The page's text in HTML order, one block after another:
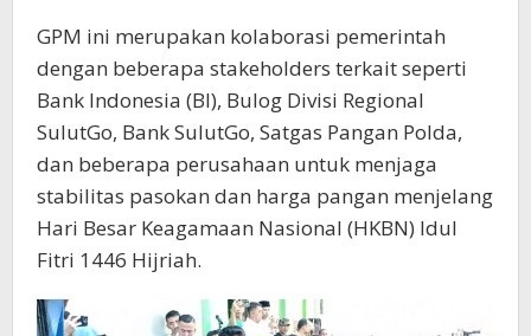
GPM ini merupakan kolaborasi pemerintah
dengan beberapa stakeholders terkait seperti
Bank Indonesia (BI), Bulog Divisi Regional
SulutGo, Bank SulutGo, Satgas Pangan Polda,
dan beberapa perusahaan untuk menjaga
stabilitas pasokan dan harga pangan menjelang
Hari Besar Keagamaan Nasional (HKBN) Idul
Fitri 1446 Hijriah.